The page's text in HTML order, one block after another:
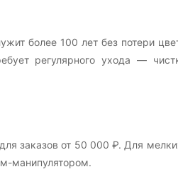
более 100 лет без потери
регулярного ухода —
заказов от 50 000 ₽. Для
манипулятором.